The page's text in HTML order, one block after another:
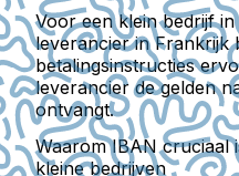
Voor een klein bedrijf
leverancier in Frankrijk
betalingsinstructies
leverancier de gelden
ontvangt.
Waarom IBAN cruciaal
kleine bedrijven